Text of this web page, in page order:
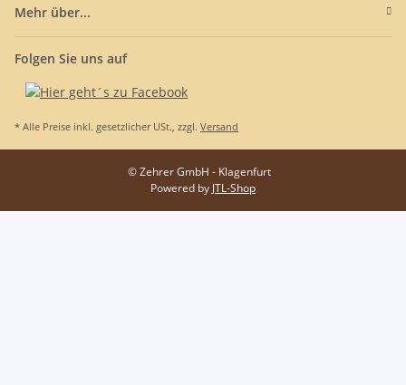
Mehr über...
Folgen Sie uns auf
* Alle Preise inkl. gesetzlicher USt., zzgl. Versand
© Zehrer GmbH - Klagenfurt
Powered by JTL-Shop